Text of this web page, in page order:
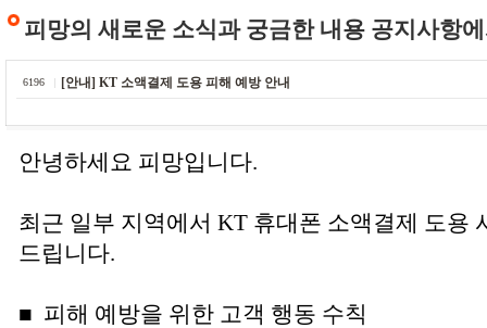
피망의 새로운 소식과 궁금한 내용 공지사항
6196 [안내] KT 소액결제 도용 피해 예방 안내
안녕하세요 피망입니다.
최근 일부 지역에서 KT 휴대폰 소액결제 도용
드립니다.
■ 피해 예방을 위한 고객 행동 수칙